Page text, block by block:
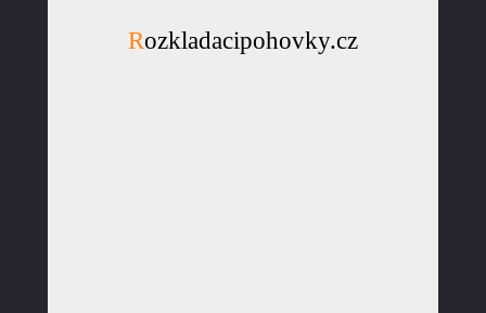
Rozkladacipohovky.cz